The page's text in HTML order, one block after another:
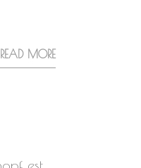
MORE
est